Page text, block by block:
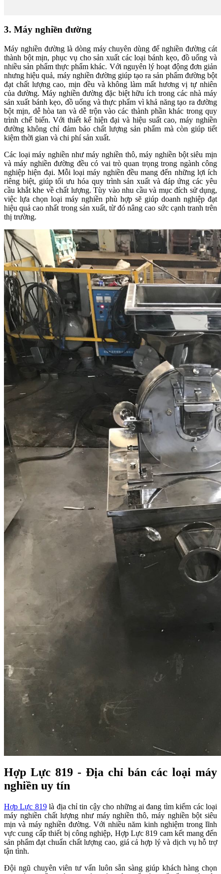
3. Máy nghiền đường
Máy nghiền đường là dòng máy chuyên dùng để nghiền đường cát
thành bột mịn, phục vụ cho sản xuất các loại bánh kẹo, đồ uống và
nhiều sản phẩm thực phẩm khác. Với nguyên lý hoạt động đơn giản
nhưng hiệu quả, máy nghiền đường giúp tạo ra sản phẩm đường bột
đạt chất lượng cao, mịn đều và không làm mất hương vị tự nhiên
của đường. Máy nghiền đường đặc biệt hữu ích trong các nhà máy
sản xuất bánh kẹo, đồ uống và thực phẩm vì khả năng tạo ra đường
bột mịn, dễ hòa tan và dễ trộn vào các thành phần khác trong quy
trình chế biến. Với thiết kế hiện đại và hiệu suất cao, máy nghiền
đường không chỉ đảm bảo chất lượng sản phẩm mà còn giúp tiết
kiệm thời gian và chi phí sản xuất.
Các loại máy nghiền như máy nghiền thô, máy nghiền bột siêu mịn
và máy nghiền đường đều có vai trò quan trọng trong ngành công
nghiệp hiện đại. Mỗi loại máy nghiền đều mang đến những lợi ích
riêng biệt, giúp tối ưu hóa quy trình sản xuất và đáp ứng các yêu
cầu khắt khe về chất lượng. Tùy vào nhu cầu và mục đích sử dụng,
việc lựa chọn loại máy nghiền phù hợp sẽ giúp doanh nghiệp đạt
hiệu quả cao nhất trong sản xuất, từ đó nâng cao sức cạnh tranh trên
thị trường.
Hợp Lực 819 - Địa chỉ bán các loại máy
nghiền uy tín
Hợp Lực 819là địa chỉ tin cậy cho những ai đang tìm kiếm các loại
máy nghiền chất lượng như máy nghiền thô, máy nghiền bột siêu
mịn và máy nghiền đường. Với nhiều năm kinh nghiệm trong lĩnh
vực cung cấp thiết bị công nghiệp, Hợp Lực 819 cam kết mang đến
sản phẩm đạt chuẩn chất lượng cao, giá cả hợp lý và dịch vụ hỗ trợ
tận tình.
Đội ngũ chuyên viên tư vấn luôn sẵn sàng giúp khách hàng chọn